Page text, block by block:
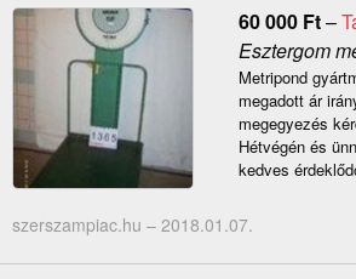
60 000 Ft–
Esztergom
Metripond
megadott ár
megegyezés
Hétvégén és
kedves
szerszampiac.hu – 2018.01.07.